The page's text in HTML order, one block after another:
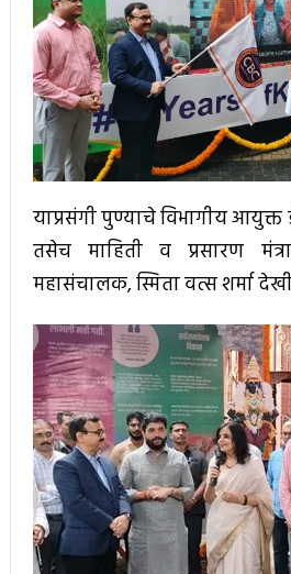
याप्रसंगी पुण्याचे विभागीय
तसेच माहिती व प्रसारण
महासंचालक, स्मिता वत्स शर्मा